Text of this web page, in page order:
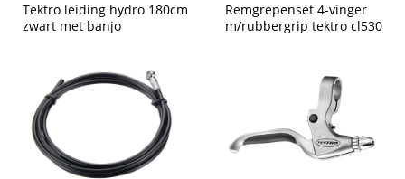
Tektro leiding hydro 180cm
zwart met banjo
Remgrepenset 4-vinger
m/rubbergrip tektro cl530